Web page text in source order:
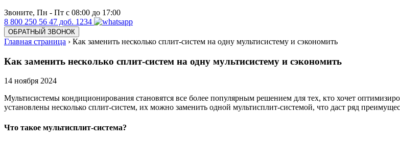
Звоните, Пн - Пт с 08:00 до 17:00
8 800 250 56 47 доб. 1234
ОБРАТНЫЙ ЗВОНОК
Главная страница › Как заменить несколько сплит-систем на одну мультисистему и сэкономить
Как заменить несколько сплит-систем на одну мультисистему и сэкономить
14 ноября 2024
Мультисистемы кондиционирования становятся все более популярным решением для тех, кто хочет
установлены несколько сплит-систем, их можно заменить одной мультисплит-системой, что даст ряд
Что такое мультисплит-система?